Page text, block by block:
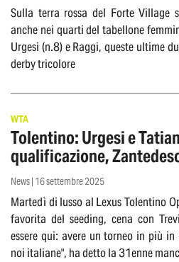
Sulla terra rossa del Forte Village
anche nei quarti del tabellone
Urgesi (n.8) e Raggi, queste ultime
derby tricolore
WTA
Tolentino: Urgesi e
qualificazione,
News | 16 settembre 2025
Martedì di lusso al Lexus Tolentino
favorita del seeding, cena con
essere qui: avere un torneo in più
noi italiane", ha detto la 31enne